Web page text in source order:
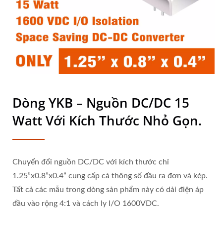
Dòng YKB – Nguồn DC/DC 15
Watt Với Kích Thước Nhỏ Gọn.
Chuyển đổi nguồn DC/DC với kích thước chỉ
1.25”x0.8”x0.4” cung cấp cả thông số đầu ra đơn và kép.
Tất cả các mẫu trong dòng sản phẩm này có dải điện áp
đầu vào rộng 4:1 và cách ly I/O 1600VDC.